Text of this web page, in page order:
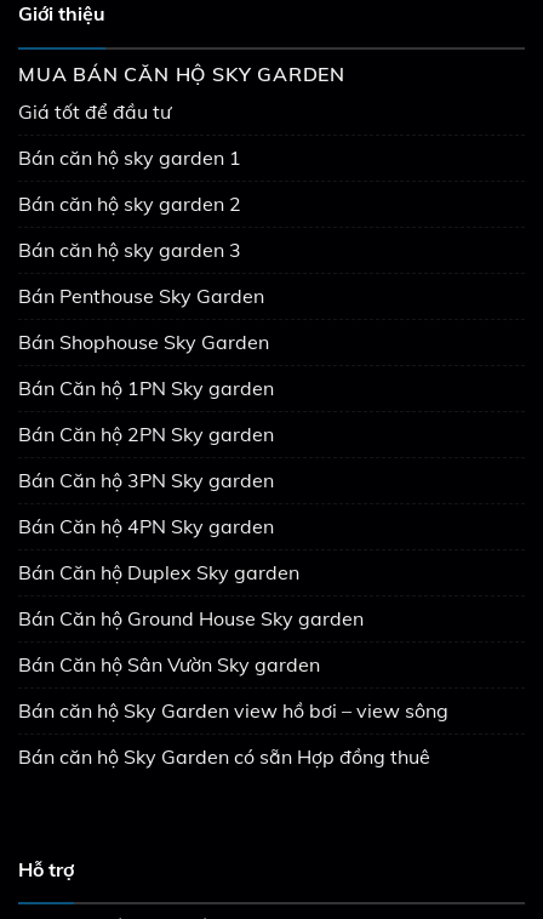
Giới thiệu
MUA BÁN CĂN HỘ SKY GARDEN
Giá tốt để đầu tư
Bán căn hộ sky garden 1
Bán căn hộ sky garden 2
Bán căn hộ sky garden 3
Bán Penthouse Sky Garden
Bán Shophouse Sky Garden
Bán Căn hộ 1PN Sky garden
Bán Căn hộ 2PN Sky garden
Bán Căn hộ 3PN Sky garden
Bán Căn hộ 4PN Sky garden
Bán Căn hộ Duplex Sky garden
Bán Căn hộ Ground House Sky garden
Bán Căn hộ Sân Vườn Sky garden
Bán căn hộ Sky Garden view hồ bơi – view sông
Bán căn hộ Sky Garden có sẵn Hợp đồng thuê
Hỗ trợ